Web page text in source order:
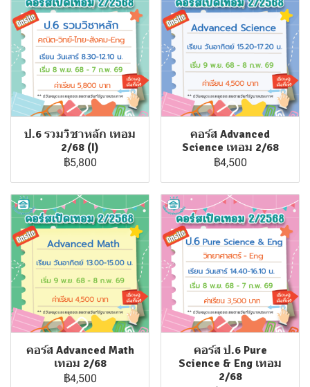
ป.6 รวมวิชาหลัก เทอม
2/68 (I)
฿5,800
คอร์ส Advanced
Science เทอม 2/68
฿4,500
คอร์ส Advanced Math
เทอม 2/68
฿4,500
คอร์ส ป.6 Pure
Science & Eng เทอม
2/68